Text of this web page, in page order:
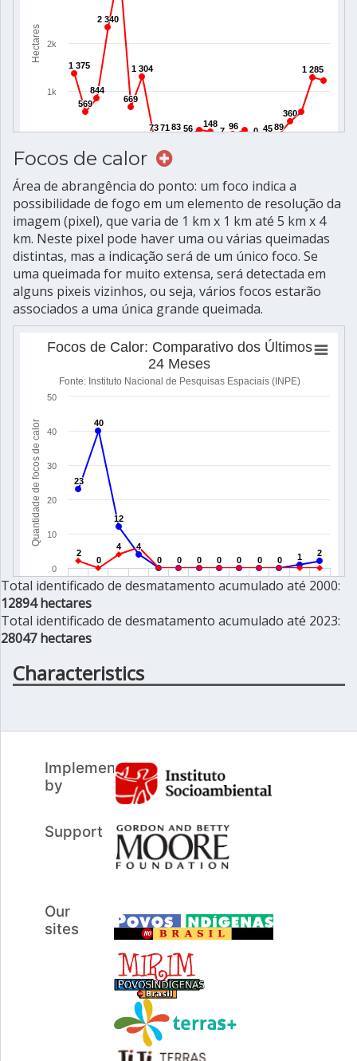
Focos de calor
Área de abrangência do ponto: um foco indica a
possibilidade de fogo em um elemento de resolução da
imagem (pixel), que varia de 1 km x 1 km até 5 km x 4
km. Neste pixel pode haver uma ou várias queimadas
distintas, mas a indicação será de um único foco. Se
uma queimada for muito extensa, será detectada em
alguns pixeis vizinhos, ou seja, vários focos estarão
associados a uma única grande queimada.
Total identificado de desmatamento acumulado até 2000:
12894 hectares
Total identificado de desmatamento acumulado até 2023:
28047 hectares
Characteristics